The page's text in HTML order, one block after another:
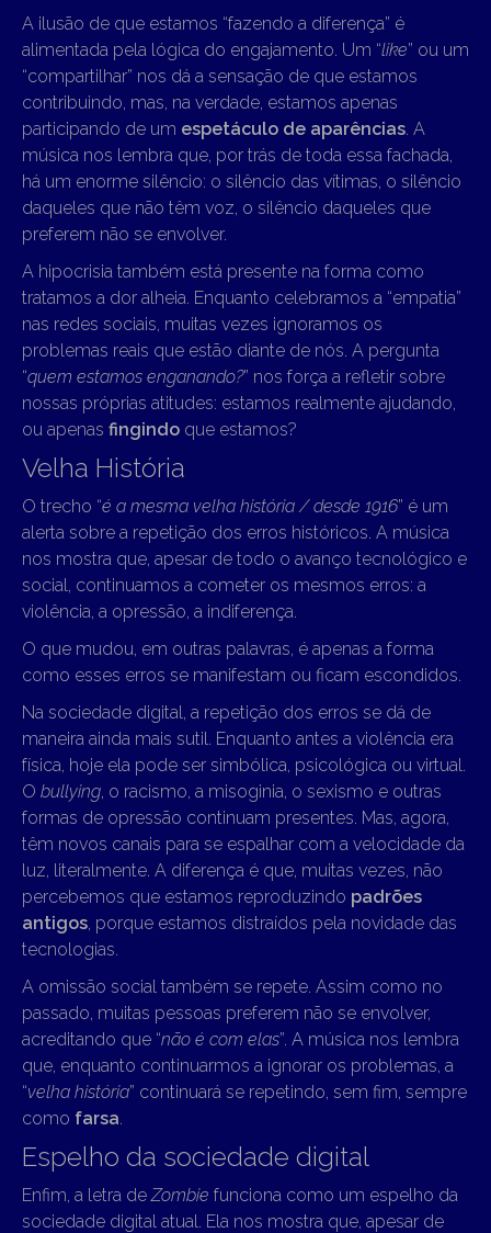
A ilusão de que estamos “fazendo a diferença” é
alimentada pela lógica do engajamento. Um “like” ou um
“compartilhar” nos dá a sensação de que estamos
contribuindo, mas, na verdade, estamos apenas
participando de um espetáculo de aparências. A
música nos lembra que, por trás de toda essa fachada,
há um enorme silêncio: o silêncio das vítimas, o silêncio
daqueles que não têm voz, o silêncio daqueles que
preferem não se envolver.
A hipocrisia também está presente na forma como
tratamos a dor alheia. Enquanto celebramos a “empatia”
nas redes sociais, muitas vezes ignoramos os
problemas reais que estão diante de nós. A pergunta
“quem estamos enganando?” nos força a refletir sobre
nossas próprias atitudes: estamos realmente ajudando,
ou apenas fingindo que estamos?
Velha História
O trecho “é a mesma velha história / desde 1916” é um
alerta sobre a repetição dos erros históricos. A música
nos mostra que, apesar de todo o avanço tecnológico e
social, continuamos a cometer os mesmos erros: a
violência, a opressão, a indiferença.
O que mudou, em outras palavras, é apenas a forma
como esses erros se manifestam ou ficam escondidos.
Na sociedade digital, a repetição dos erros se dá de
maneira ainda mais sutil. Enquanto antes a violência era
física, hoje ela pode ser simbólica, psicológica ou virtual.
O bullying, o racismo, a misoginia, o sexismo e outras
formas de opressão continuam presentes. Mas, agora,
têm novos canais para se espalhar com a velocidade da
luz, literalmente. A diferença é que, muitas vezes, não
percebemos que estamos reproduzindo padrões
antigos, porque estamos distraídos pela novidade das
tecnologias.
A omissão social também se repete. Assim como no
passado, muitas pessoas preferem não se envolver,
acreditando que “não é com elas”. A música nos lembra
que, enquanto continuarmos a ignorar os problemas, a
“velha história” continuará se repetindo, sem fim, sempre
como farsa.
Espelho da sociedade digital
Enfim, a letra deZombie funciona como um espelho da
sociedade digital atual. Ela nos mostra que, apesar de